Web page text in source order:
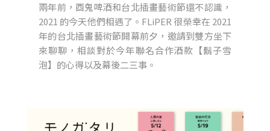
兩年前，酉鬼啤酒和台北插畫藝術節還不認識，
2021 的今天他們相遇了。FLiPER 很榮幸在 2021
年的台北插畫藝術節開幕前夕，邀請到雙方坐下
來聊聊，相談對於今年聯名合作酒款【鬍子雪
泡】的心得以及幕後二三事。